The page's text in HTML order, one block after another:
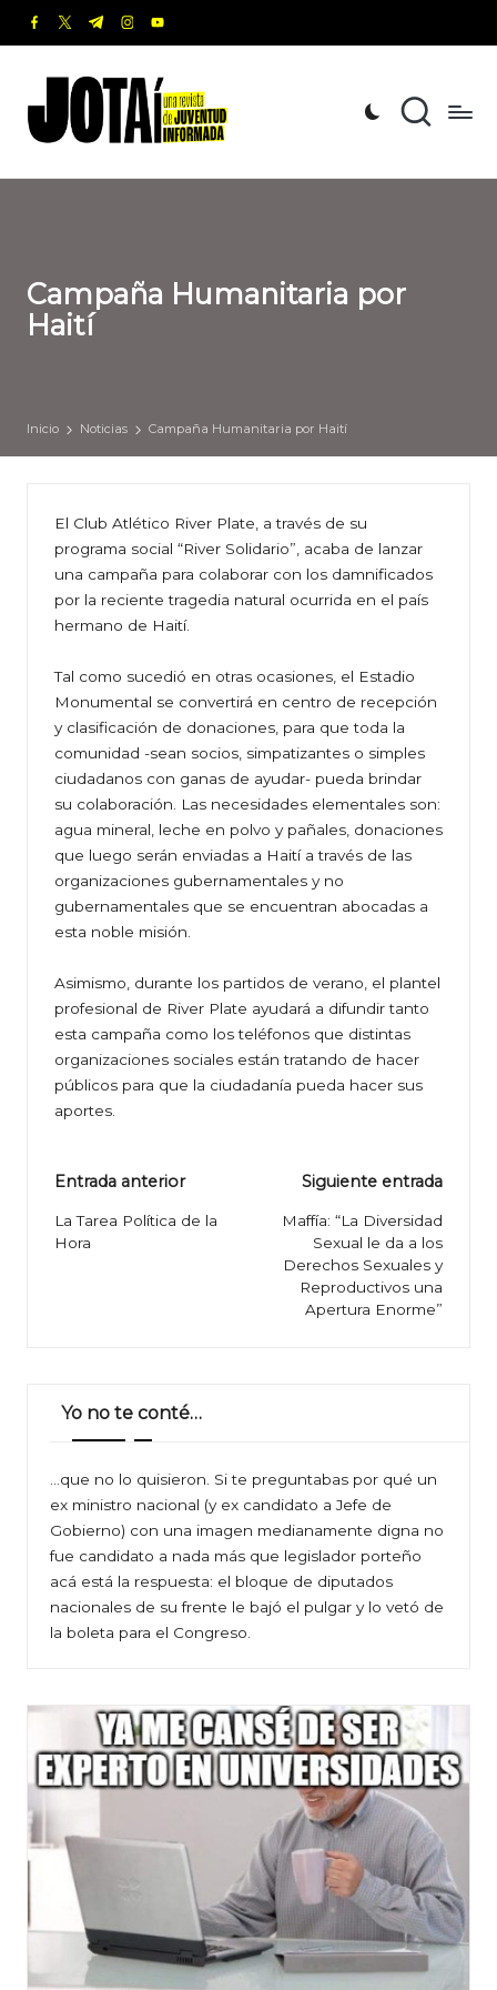
Saltar
contenido
facebook.com
twitter.com
t.me instagram.com
youtube.com
o
t
revista
de
Informada
Campaña Humanitaria por
Haití
Inicio Noticias Campaña Humanitaria por Haití
El Club Atlético River Plate, a través de su
programa social “River Solidario”, acaba de lanzar
una campaña para colaborar con los damnificados
por la reciente tragedia natural ocurrida en el país
hermano de Haití.
Tal como sucedió en otras ocasiones, el Estadio
Monumental se convertirá en centro de recepción
y clasificación de donaciones, para que toda la
comunidad -sean socios, simpatizantes o simples
ciudadanos con ganas de ayudar- pueda brindar
su colaboración. Las necesidades elementales son:
agua mineral, leche en polvo y pañales, donaciones
que luego serán enviadas a Haití a través de las
organizaciones gubernamentales y no
gubernamentales que se encuentran abocadas a
esta noble misión.
Asimismo, durante los partidos de verano, el plantel
profesional de River Plate ayudará a difundir tanto
esta campaña como los teléfonos que distintas
organizaciones sociales están tratando de hacer
públicos para que la ciudadanía pueda hacer sus
aportes.
Navegación
de
entradas
Entrada anterior
La Tarea Política de la
Hora
Siguiente entrada
Maffía: “La Diversidad
Sexual le da a los
Derechos Sexuales y
Reproductivos una
Apertura Enorme”
Yo no te conté…
…que no lo quisieron. Si te preguntabas por qué un
ex ministro nacional (y ex candidato a Jefe de
Gobierno) con una imagen medianamente digna no
fue candidato a nada más que legislador porteño
acá está la respuesta: el bloque de diputados
nacionales de su frente le bajó el pulgar y lo vetó de
la boleta para el Congreso.